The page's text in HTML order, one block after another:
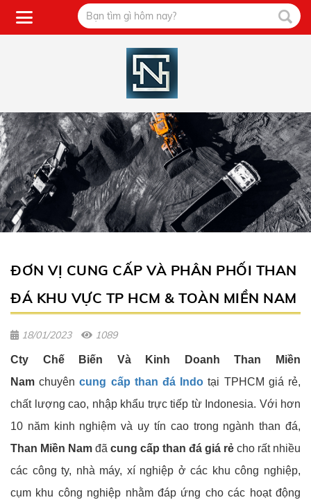
ĐƠN VỊ CUNG CẤP VÀ PHÂN PHỐI THAN
ĐÁ KHU VỰC TP HCM & TOÀN MIỀN NAM
18/01/2023 1089
Cty Chế Biến Và Kinh Doanh Than Miền
Namchuyêncung cấp than đá Indo tại TPHCM giá rẻ,
chất lượng cao, nhập khẩu trực tiếp từ Indonesia. Với hơn
10 năm kinh nghiệm và uy tín cao trong ngành than đá,
Than Miền Nam đã cung cấp than đá giá rẻ cho rất nhiều
các công ty, nhà máy, xí nghiệp ở các khu công nghiệp,
cụm khu công nghiệp nhằm đáp ứng cho các hoạt động